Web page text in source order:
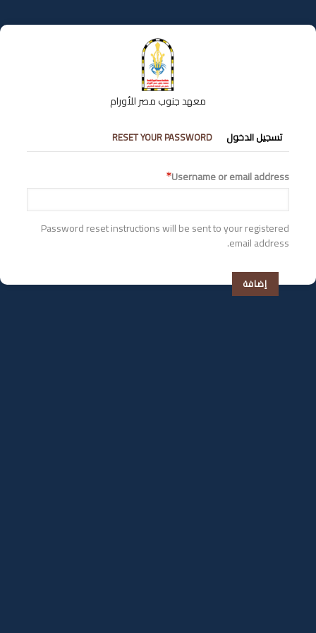
إلى
المحتوى
معهد جنوب مصر للأورام
التبويبات
الأساسية
تسجيل الدخول RESET YOUR PASSWORD
Username or email address
Password reset instructions will be sent to your registered
email address.